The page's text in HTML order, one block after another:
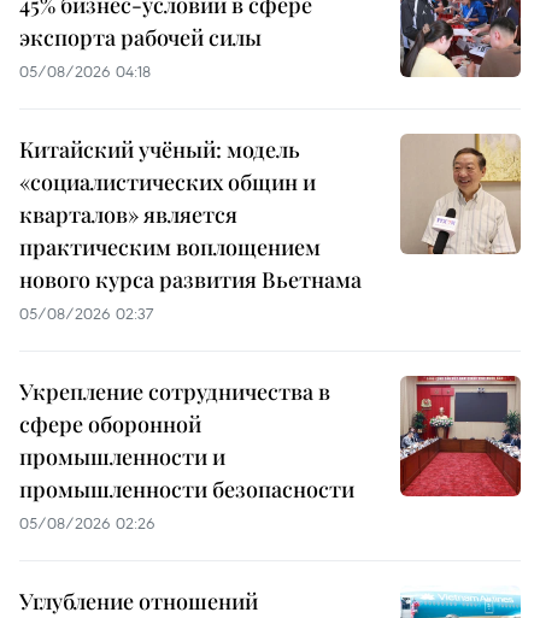
экспорта рабочей силы
05/08/2026 04:18
Китайский учёный: модель
«социалистических общин и
кварталов» является
практическим воплощением
нового курса развития Вьетнама
05/08/2026 02:37
Укрепление сотрудничества в
сфере оборонной
промышленности и
промышленности безопасности
05/08/2026 02:26
Углубление отношений